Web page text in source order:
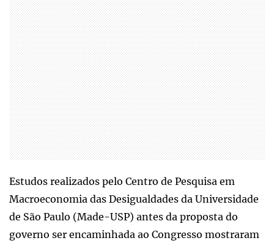
Estudos realizados pelo Centro de Pesquisa em
Macroeconomia das Desigualdades da Universidade
de São Paulo (Made-USP) antes da proposta do
governo ser encaminhada ao Congresso mostraram